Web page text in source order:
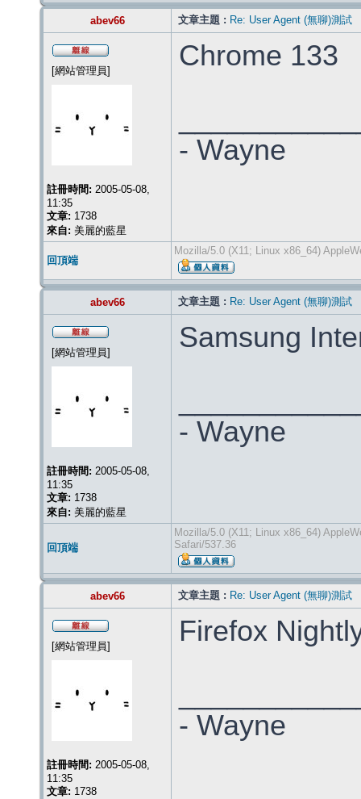
abev66 文章主題 : Re: User Agent (無聊)測試
[網站管理員]
註冊時間: 2005-05-08,
11:35
文章: 1738
來自: 美麗的藍星
Chrome 133
- Wayne
回頂端
Mozilla/5.0 (X11; Linux x86_64)
abev66 文章主題 : Re: User Agent (無聊)測試
[網站管理員]
註冊時間: 2005-05-08,
11:35
文章: 1738
來自: 美麗的藍星
Samsung
- Wayne
回頂端
Mozilla/5.0 (X11; Linux x86_64)
Safari/537.36
abev66 文章主題 : Re: User Agent (無聊)測試
[網站管理員]
註冊時間: 2005-05-08,
11:35
文章: 1738
Firefox
- Wayne